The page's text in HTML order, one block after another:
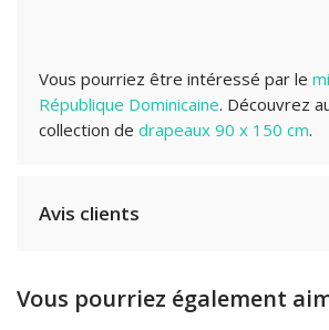
Vous pourriez être intéressé par le
République Dominicaine. Découvrez
collection de drapeaux 90 x 150 cm.
Avis clients
Vous pourriez également